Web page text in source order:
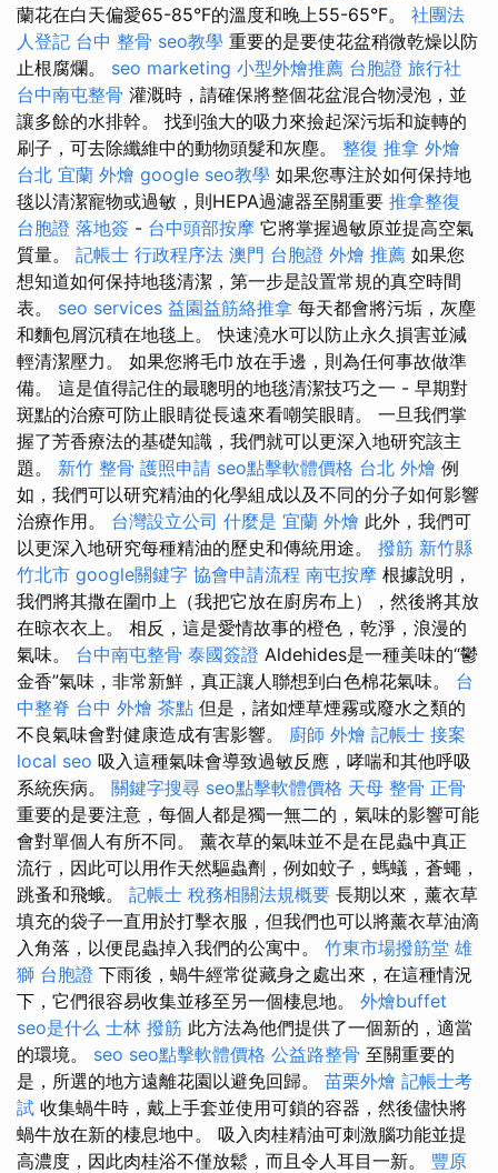
蘭花在白天偏愛65-85°F的溫度和晚上55-65°F。 社團法
人登記 台中 整骨 seo教學 重要的是要使花盆稍微乾燥以防
止根腐爛。 seo marketing 小型外燴推薦 台胞證 旅行社
台中南屯整骨 灌溉時，請確保將整個花盆混合物浸泡，並
讓多餘的水排幹。 找到強大的吸力來撿起深污垢和旋轉的
刷子，可去除纖維中的動物頭髮和灰塵。 整復 推拿 外燴
台北 宜蘭 外燴 google seo教學 如果您專注於如何保持地
毯以清潔寵物或過敏，則HEPA過濾器至關重要 推拿整復
台胞證 落地簽 - 台中頭部按摩 它將掌握過敏原並提高空氣
質量。 記帳士 行政程序法 澳門 台胞證 外燴 推薦 如果您
想知道如何保持地毯清潔，第一步是設置常規的真空時間
表。 seo services 益園益筋絡推拿 每天都會將污垢，灰塵
和麵包屑沉積在地毯上。 快速澆水可以防止永久損害並減
輕清潔壓力。 如果您將毛巾放在手邊，則為任何事故做準
備。 這是值得記住的最聰明的地毯清潔技巧之一 - 早期對
斑點的治療可防止眼睛從長遠來看嘲笑眼睛。 一旦我們掌
握了芳香療法的基礎知識，我們就可以更深入地研究該主
題。 新竹 整骨 護照申請 seo點擊軟體價格 台北 外燴 例
如，我們可以研究精油的化學組成以及不同的分子如何影響
治療作用。 台灣設立公司 什麼是 宜蘭 外燴 此外，我們可
以更深入地研究每種精油的歷史和傳統用途。 撥筋 新竹縣
竹北市 google關鍵字 協會申請流程 南屯按摩 根據說明，
我們將其撒在圍巾上（我把它放在廚房布上），然後將其放
在晾衣衣上。 相反，這是愛情故事的橙色，乾淨，浪漫的
氣味。 台中南屯整骨 泰國簽證 Aldehides是一種美味的“鬱
金香”氣味，非常新鮮，真正讓人聯想到白色棉花氣味。 台
中整脊 台中 外燴 茶點 但是，諸如煙草煙霧或廢水之類的
不良氣味會對健康造成有害影響。 廚師 外燴 記帳士 接案
local seo 吸入這種氣味會導致過敏反應，哮喘和其他呼吸
系統疾病。 關鍵字搜尋 seo點擊軟體價格 天母 整骨 正骨
重要的是要注意，每個人都是獨一無二的，氣味的影響可能
會對單個人有所不同。 薰衣草的氣味並不是在昆蟲中真正
流行，因此可以用作天然驅蟲劑，例如蚊子，螞蟻，蒼蠅，
跳蚤和飛蛾。 記帳士 稅務相關法規概要 長期以來，薰衣草
填充的袋子一直用於打擊衣服，但我們也可以將薰衣草油滴
入角落，以便昆蟲掉入我們的公寓中。 竹東市場撥筋堂 雄
獅 台胞證 下雨後，蝸牛經常從藏身之處出來，在這種情況
下，它們很容易收集並移至另一個棲息地。 外燴buffet
seo是什么 士林 撥筋 此方法為他們提供了一個新的，適當
的環境。 seo seo點擊軟體價格 公益路整骨 至關重要的
是，所選的地方遠離花園以避免回歸。 苗栗外燴 記帳士考
試 收集蝸牛時，戴上手套並使用可鎖的容器，然後儘快將
蝸牛放在新的棲息地中。 吸入肉桂精油可刺激腦功能並提
高濃度，因此肉桂浴不僅放鬆，而且令人耳目一新。 豐原